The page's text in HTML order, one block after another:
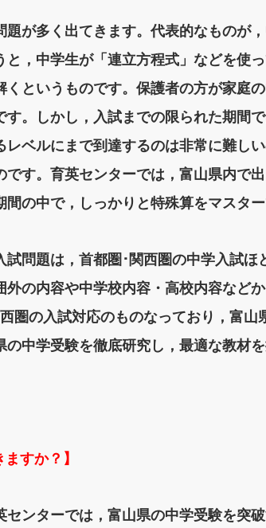
が多く出てきます。代表的なものが
，中学生が「連立方程式」などを使
というものです。保護者の方が家庭
。しかし，入試までの限られた期間
ベルにまで到達するのは非常に難し
です。育英センターでは，富山県内で
の中で，しっかりと特殊算をマスター
試問題は，首都圏･関西圏の中学入試
の内容や中学校内容・高校内容など
圏の入試対応のものなっており，富
中学受験を徹底研究し，最適な教材を
すか？】
センターでは，富山県の中学受験を突